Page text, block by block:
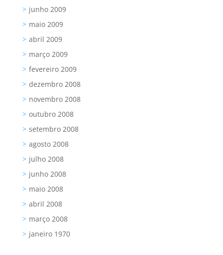
junho 2009
maio 2009
abril 2009
março 2009
fevereiro 2009
dezembro 2008
novembro 2008
outubro 2008
setembro 2008
agosto 2008
julho 2008
junho 2008
maio 2008
abril 2008
março 2008
janeiro 1970